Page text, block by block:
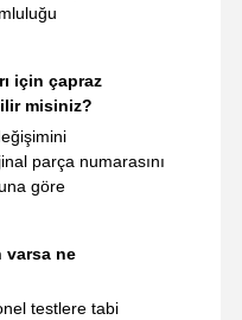
için çapraz
misiniz?
parça numarasını
göre
varsa ne
testlere tabi